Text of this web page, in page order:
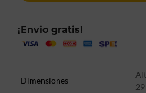
¡Envio gratis!
Dimensiones
29